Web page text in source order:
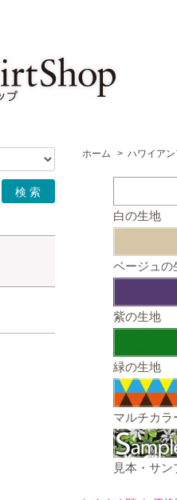
ホーム > ハワイア
白の生地
ベージュの
紫の生地
緑の生地
マルチカラ
見本・サ